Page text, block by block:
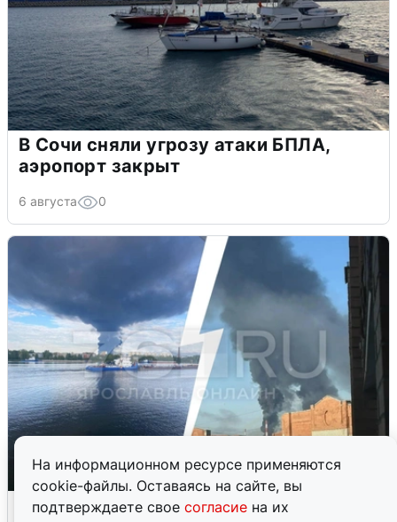
На информационном ресурсе применяются
cookie-файлы. Оставаясь на сайте, вы
подтверждаете свое согласие на их
В Сочи сняли угрозу атаки БПЛА,
аэропорт закрыт
6 августа 0
Ночная атака БПЛА на Ярославль: